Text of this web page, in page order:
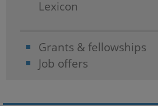
Lexicon
Grants & fellowships
Job offers